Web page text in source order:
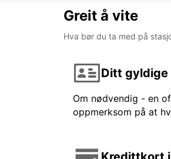
Greit å vite
Hva bør du ta med på
Ditt
Om nødvendig - en
oppmerksom på at